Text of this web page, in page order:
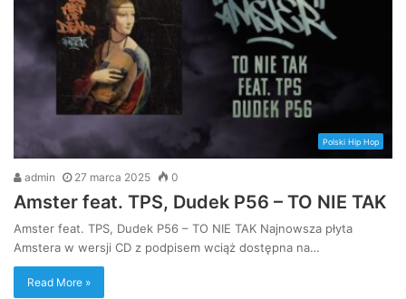
Polski Hip Hop
admin 27 marca 2025 0
Amster feat. TPS, Dudek P56 – TO NIE TAK
Amster feat. TPS, Dudek P56 – TO NIE TAK Najnowsza płyta
Amstera w wersji CD z podpisem wciąż dostępna na…
Read More »